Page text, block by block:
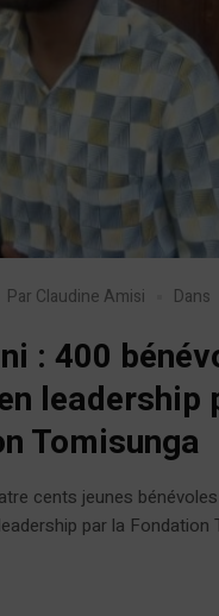
Par Claudine Amisi Dans
: 400
leadership
Tomisunga
cents jeunes
par la Fondation